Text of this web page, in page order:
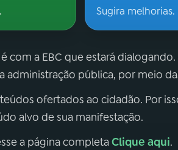
Sugira melhorias.
com a EBC que estará dialogando.
pública, por meio
ofertados ao cidadão. Por
alvo de sua manifestação.
a página completaClique aqui.